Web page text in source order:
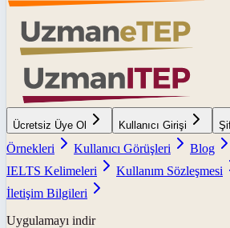
Ücretsiz Üye Ol Kullanıcı Girişi
Örnekleri
Kullanıcı Görüşleri Blog
IELTS Kelimeleri
Kullanım Sözleşmesi
İletişim Bilgileri
Uygulamayı indir